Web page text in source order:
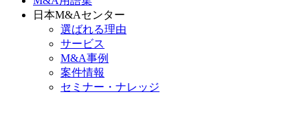
日本M&Aセンター
選ばれる理由
サービス
M&A事例
案件情報
セミナー・ナレッジ